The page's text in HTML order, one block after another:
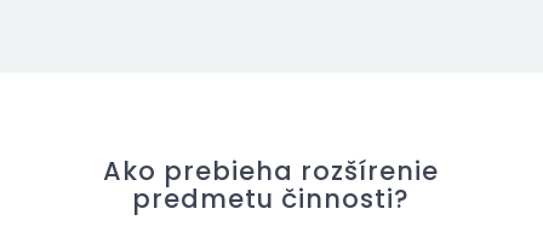
Ako prebieha rozšírenie
predmetu činnosti?